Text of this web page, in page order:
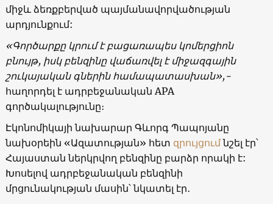
միջև ձեռքբերված պայմանավորվածության
արդյունքում:
«Գործարքը կրում է բացառապես կոմերցիոն
բնույթ, իսկ բենզինը վաճառվել է միջազգային
շուկայական գներին համապատասխան»,-
հաղորդել է ադրբեջանական APA
գործակալությունը։
Էկոնոմիկայի նախարար Գևորգ Պապոյանը
նախօրեին «Ազատության» հետ զրույցումնշել էր՝
Հայաստան ներկրվող բենզինը բարձր որակի է:
Խոսելով ադրբեջանական բենզինի
մրցունակության մասին՝ նկատել էր․